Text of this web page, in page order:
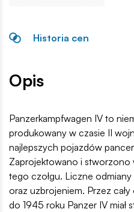
Historia cen
Opis
Panzerkampfwagen IV to
produkowany w czasie II
najlepszych pojazdów
Zaprojektowano i stworzono
tego czołgu. Liczne odmiany
oraz uzbrojeniem. Przez
do 1945 roku Panzer IV miał